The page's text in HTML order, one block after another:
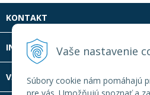
Vaše nastavenie
Súbory cookie nám pomáhajú
KONTAKT
INFOLINKA
VŠETKO O NÁKUPE